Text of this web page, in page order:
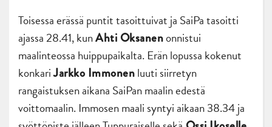
Toisessa erässä puntit tasoittuivat ja SaiPa tasoitti
ajassa 28.41, kunAhti Oksanenonnistui
maalinteossa huippupaikalta. Erän lopussa kokenut
konkariJarkko Immonenluuti siirretyn
rangaistuksen aikana SaiPan maalin edestä
voittomaalin. Immosen maali syntyi aikaan 38.34 ja